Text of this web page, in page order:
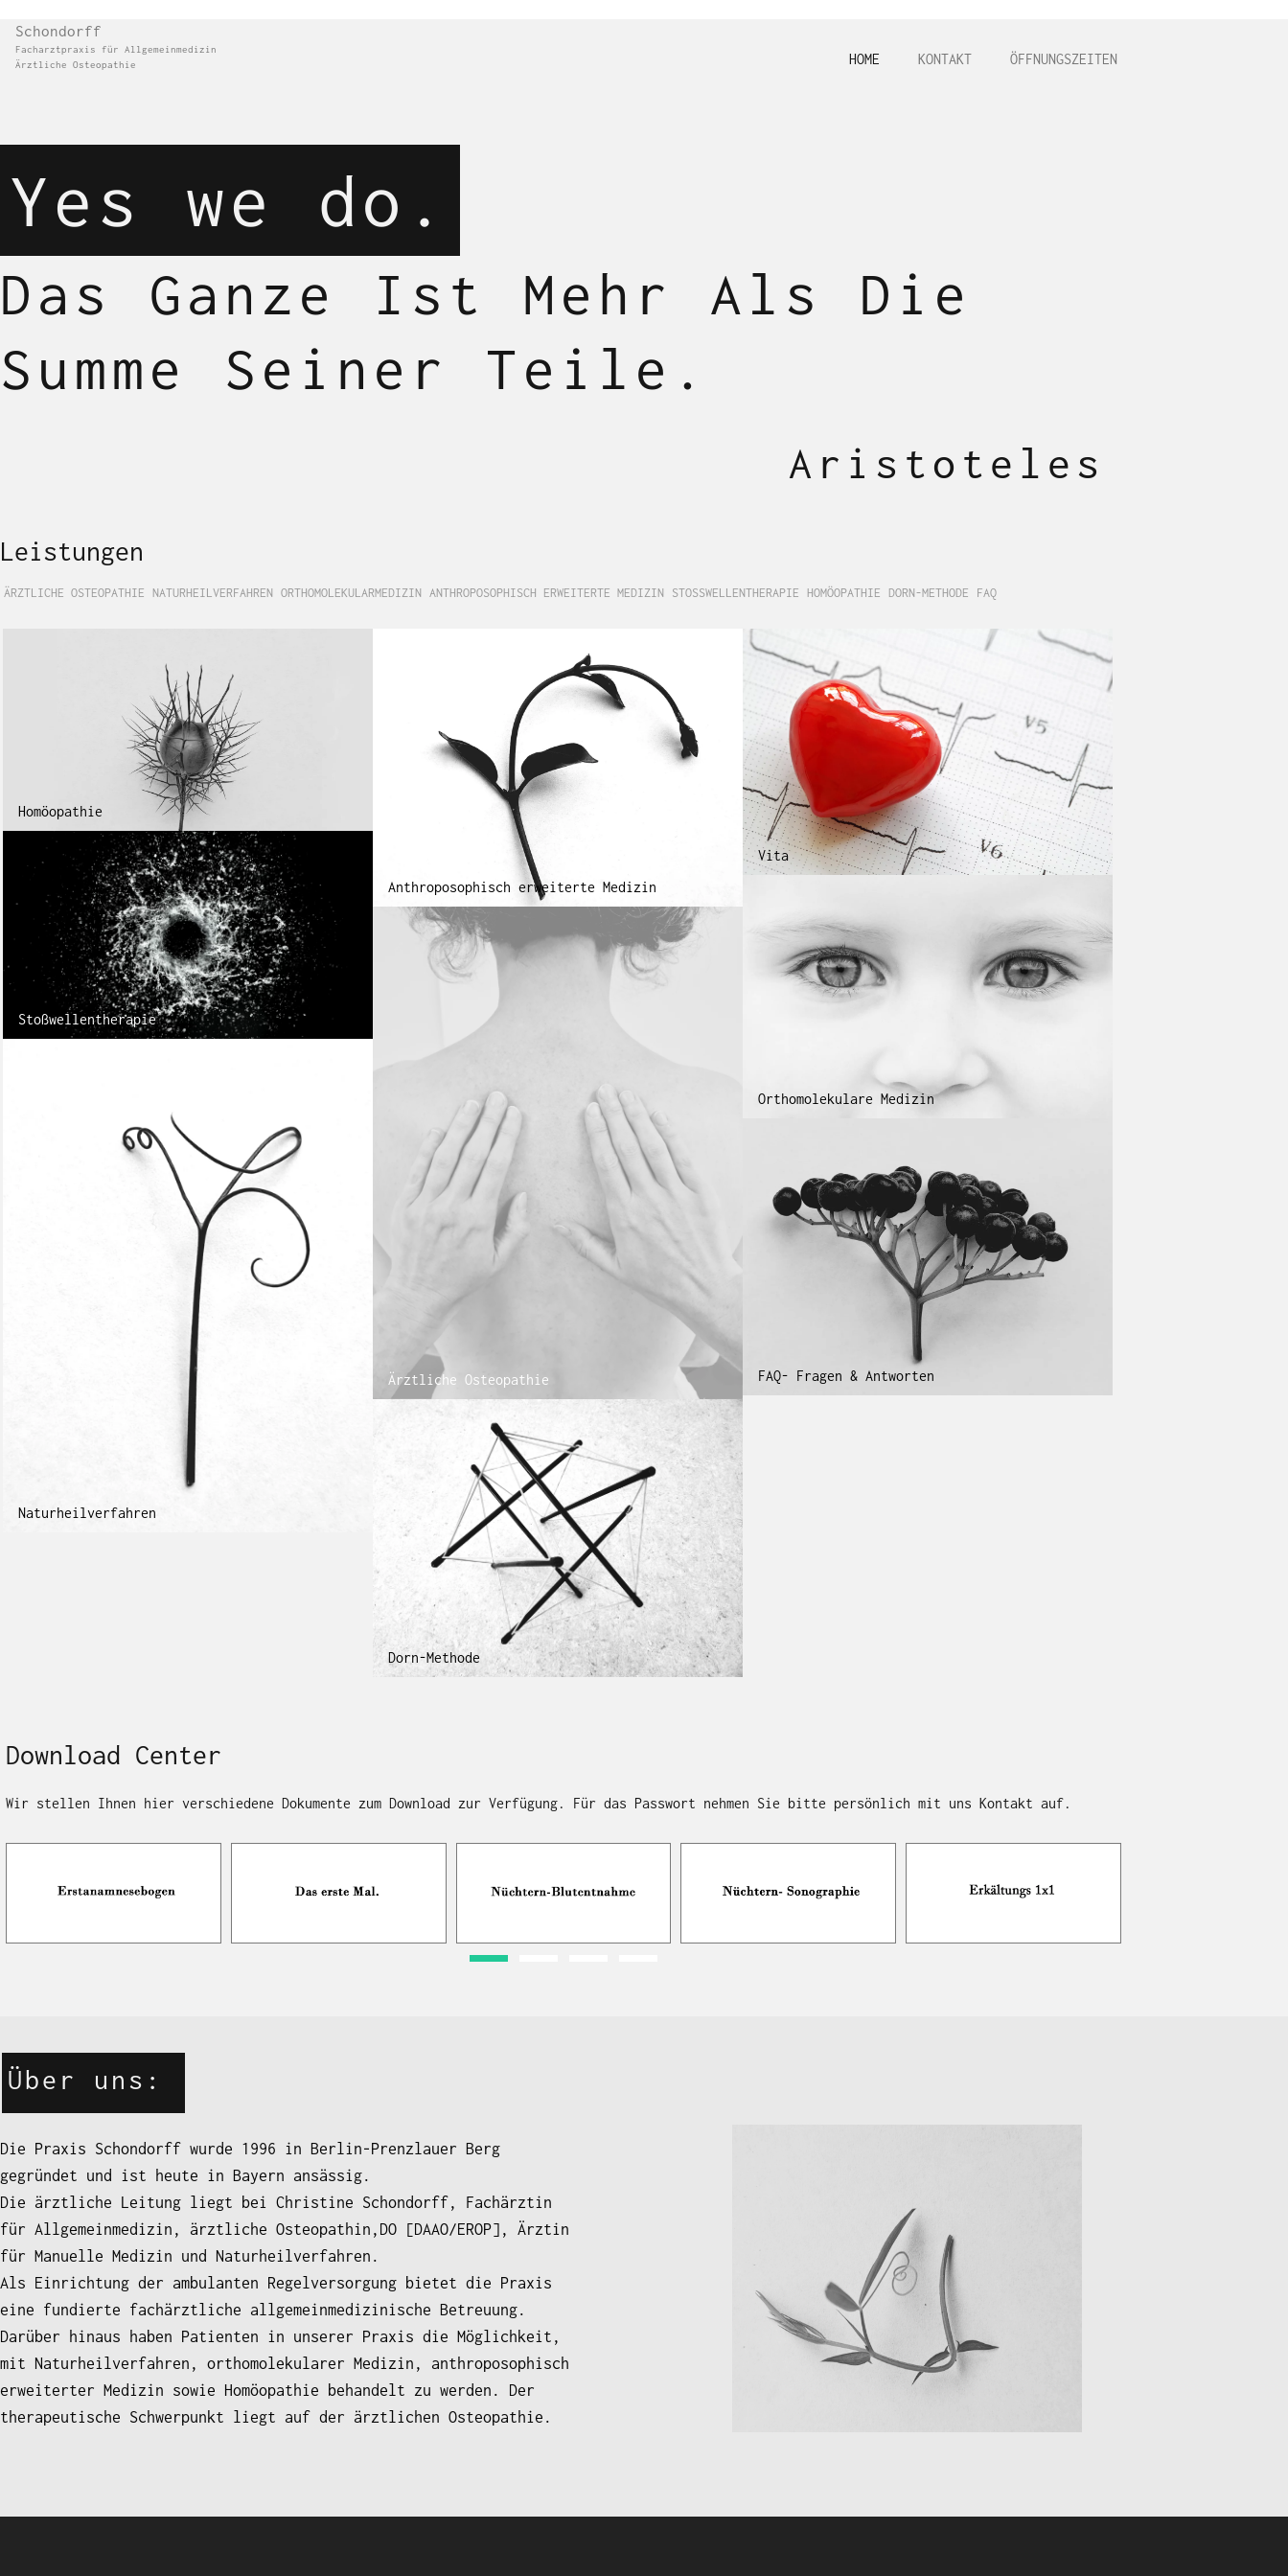
Schondorff
Facharztpraxis für Allgemeinmedizin
Ärztliche Osteopathie
HOME KONTAKT ÖFFNUNGSZEITEN
Yes we do.
Das Ganze Ist Mehr Als Die
Summe Seiner Teile.
Aristoteles
Leistungen
ÄRZTLICHE OSTEOPATHIE NATURHEILVERFAHREN ORTHOMOLEKULARMEDIZIN ANTHROPOSOPHISCH ERWEITERTE MEDIZIN STOSSWELLENTHERAPIE HOMÖOPATHIE DORN-METHODE FAQ
Homöopathie
Anthroposophisch erweiterte Medizin
Vita
Stoßwellentherapie
Ärztliche Osteopathie
Orthomolekulare Medizin
Naturheilverfahren
Dorn-Methode
FAQ- Fragen & Antworten
Download Center
Wir stellen Ihnen hier verschiedene Dokumente zum Download zur Verfügung. Für das Passwort nehmen Sie bitte persönlich mit uns Kontakt auf.
Über uns:
Die Praxis Schondorff wurde 1996 in Berlin-Prenzlauer Berg
gegründet und ist heute in Bayern ansässig.
Die ärztliche Leitung liegt bei Christine Schondorff, Fachärztin
für Allgemeinmedizin, ärztliche Osteopathin,DO [DAAO/EROP], Ärztin
für Manuelle Medizin und Naturheilverfahren.
Als Einrichtung der ambulanten Regelversorgung bietet die Praxis
eine fundierte fachärztliche allgemeinmedizinische Betreuung.
Darüber hinaus haben Patienten in unserer Praxis die Möglichkeit,
mit Naturheilverfahren, orthomolekularer Medizin, anthroposophisch
erweiterter Medizin sowie Homöopathie behandelt zu werden. Der
therapeutische Schwerpunkt liegt auf der ärztlichen Osteopathie.